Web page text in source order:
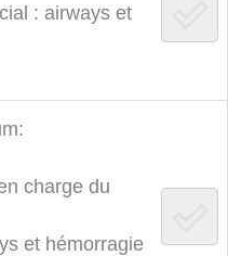
: airways et
charge du
et hémorragie